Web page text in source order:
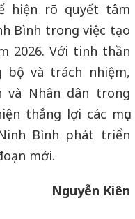
hiện rõ quyết tâm
Bình trong việc tạo
2026. Với tinh thần
bộ và trách nhiệm,
và Nhân dân trong
thắng lợi các mục
Bình phát triển
mới.
Nguyễn Kiên